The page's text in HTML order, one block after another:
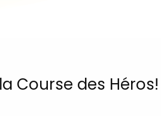
Course des Héros!